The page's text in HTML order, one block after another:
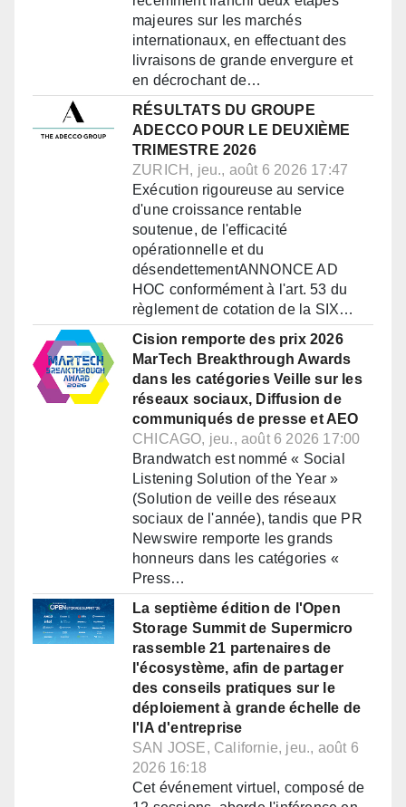
majeures sur les marchés
internationaux, en effectuant des
livraisons de grande envergure et
en décrochant de…
RÉSULTATS DU GROUPE
ADECCO POUR LE DEUXIÈME
TRIMESTRE 2026
ZURICH, jeu., août 6 2026 17:47
Exécution rigoureuse au service
d'une croissance rentable
soutenue, de l'efficacité
opérationnelle et du
désendettementANNONCE AD
HOC conformément à l'art. 53 du
règlement de cotation de la SIX…
Cision remporte des prix 2026
MarTech Breakthrough Awards
dans les catégories Veille sur les
réseaux sociaux, Diffusion de
communiqués de presse et AEO
CHICAGO, jeu., août 6 2026 17:00
Brandwatch est nommé « Social
Listening Solution of the Year »
(Solution de veille des réseaux
sociaux de l'année), tandis que PR
Newswire remporte les grands
honneurs dans les catégories «
Press…
La septième édition de l'Open
Storage Summit de Supermicro
rassemble 21 partenaires de
l'écosystème, afin de partager
des conseils pratiques sur le
déploiement à grande échelle de
l'IA d'entreprise
SAN JOSE, Californie, jeu., août 6
2026 16:18
Cet événement virtuel, composé de